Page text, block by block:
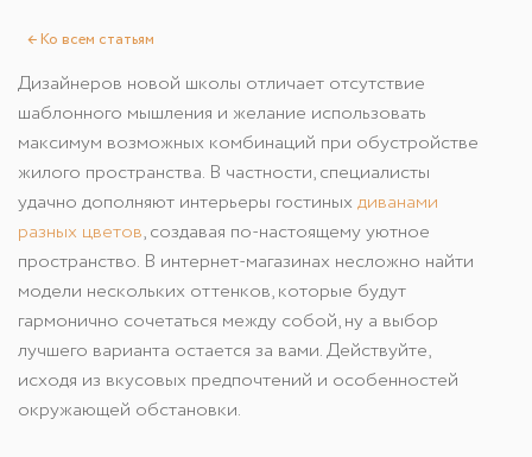
←Ко всем статьям
Дизайнеров новой школы отличает отсутствие
шаблонного мышления и желание использовать
максимум возможных комбинаций при обустройстве
жилого пространства. В частности, специалисты
удачно дополняют интерьеры гостиных диванами
разных цветов, создавая по-настоящему уютное
пространство. В интернет-магазинах несложно найти
модели нескольких оттенков, которые будут
гармонично сочетаться между собой, ну а выбор
лучшего варианта остается за вами. Действуйте,
исходя из вкусовых предпочтений и особенностей
окружающей обстановки.